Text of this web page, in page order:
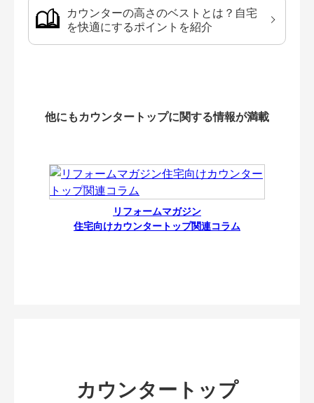
カウンターの高さのベストとは？自宅
を快適にするポイントを紹介
他にもカウンタートップに関する情報が満載
リフォームマガジン
住宅向けカウンタートップ関連コラム
カウンタートップ